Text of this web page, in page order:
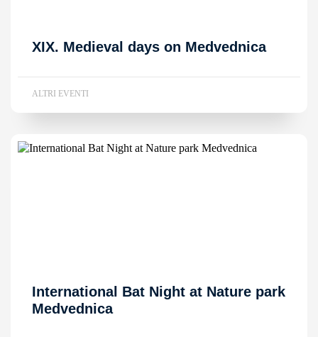
XIX. Medieval days on Medvednica
ALTRI EVENTI
International Bat Night at Nature park
Medvednica